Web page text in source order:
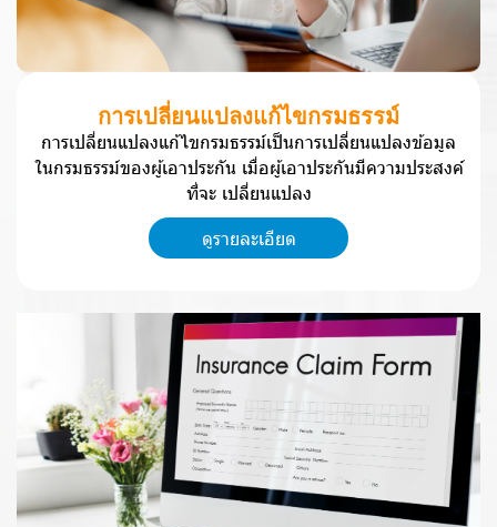
การเปลี่ยนแปลงแก้ไขกรมธรรม์
การเปลี่ยนแปลงแก้ไขกรมธรรม์เป็นการเปลี่ยนแปลงข้อมูล
ในกรมธรรม์ของผู้เอาประกัน เมื่อผู้เอาประกันมีความประสงค์
ที่จะ เปลี่ยนแปลง
ดูรายละเอียด